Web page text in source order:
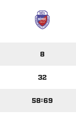
8
32
58:69